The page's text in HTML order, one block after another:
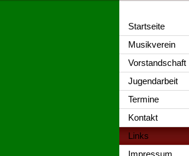
Startseite
Musikverein
Vorstandschaft
Jugendarbeit
Termine
Kontakt
Links
Impressum